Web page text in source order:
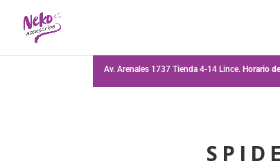
Av. Arenales 1737 Tienda 4-14 Lince. Horario